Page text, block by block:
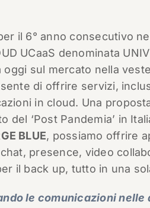
il 6° anno consecutivo
UCaaS denominata
oggi sul mercato nella
di offrire servizi,
in cloud. Una
del ‘Post Pandemia’ in
BLUE, possiamo offrire
presence, video
il back up, tutto in una
le comunicazioni nelle